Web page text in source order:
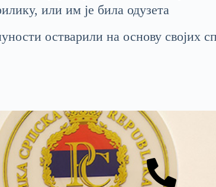
или им је била одузета
остварили на основу својих